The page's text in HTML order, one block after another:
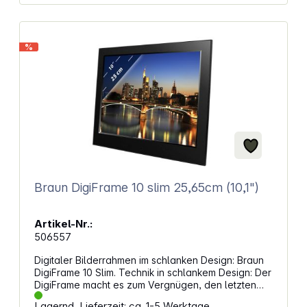
Kombination mit dem komfortablen Touchdisplay
macht die WiFi DigiFrames von BRAUN zu einem
Bildpräsentation. Eine Bereicherung für alle, die
Freude daran haben, Ihre digitalen Bilder ohne
Smartphone oder Tablet auf einfachste Art zu
betrachten und zu teilen.
%
Braun DigiFrame 10 slim 25,65cm (10,1")
Artikel-Nr.:
506557
Digitaler Bilderrahmen im schlanken Design: Braun
DigiFrame 10 Slim. Technik in schlankem Design: Der
DigiFrame macht es zum Vergnügen, den letzten
Urlaub oder die Bilder der Enkel immer wieder